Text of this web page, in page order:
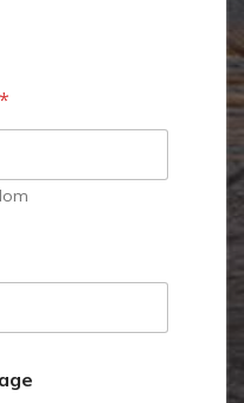
*